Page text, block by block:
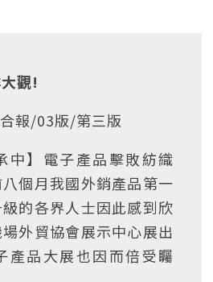
觀!
報/03版/第三版
中】電子產品擊敗紡織
個月我國外銷產品第一
的各界人士因此感到欣
外貿協會展示中心展出
產品大展也因而倍受矚